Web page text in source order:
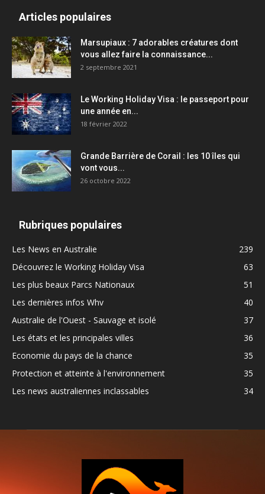
Articles populaires
Marsupiaux : 7 adorables créatures dont
vous allez faire la connaissance...
2 septembre 2021
Le Working Holiday Visa : le passeport pour
une année en...
18 février 2022
Grande Barrière de Corail : les 10 îles qui
vont vous...
26 octobre 2022
Rubriques populaires
Les News en Australie
239
Découvrez le Working Holiday Visa
63
Les plus beaux Parcs Nationaux
51
Les dernières infos Whv
40
Australie de l'Ouest - Sauvage et isolé
37
Les états et les principales villes
36
Economie du pays de la chance
35
Protection et atteinte à l'environnement
35
Les news australiennes inclassables
34